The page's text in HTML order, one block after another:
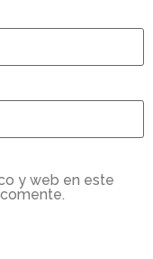
y web en este